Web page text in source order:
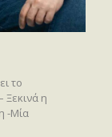
το
Ξεκινά η
-Μία